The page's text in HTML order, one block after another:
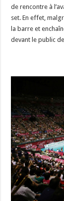
de rencontre à
set. En effet,
la barre et
devant le public de